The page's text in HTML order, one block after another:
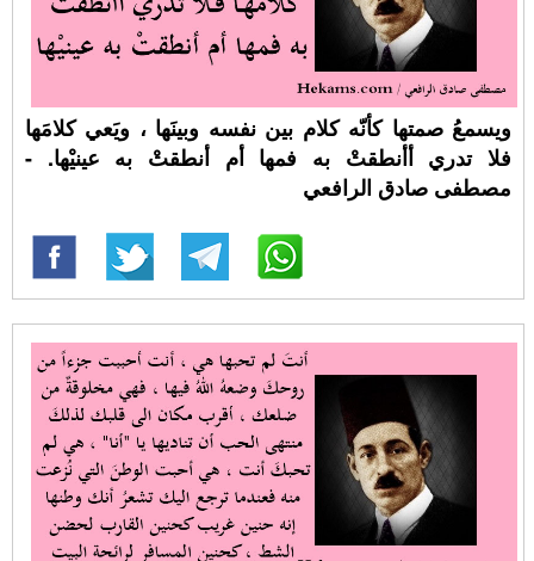
ويسمعُ صمتها كأنّه كلام بين نفسه وبينَها ، ويَعي كلامَها
فلا تدري أأنطقتْ به فمها أم أنطقتْ به عينيْها. -
مصطفى صادق الرافعي